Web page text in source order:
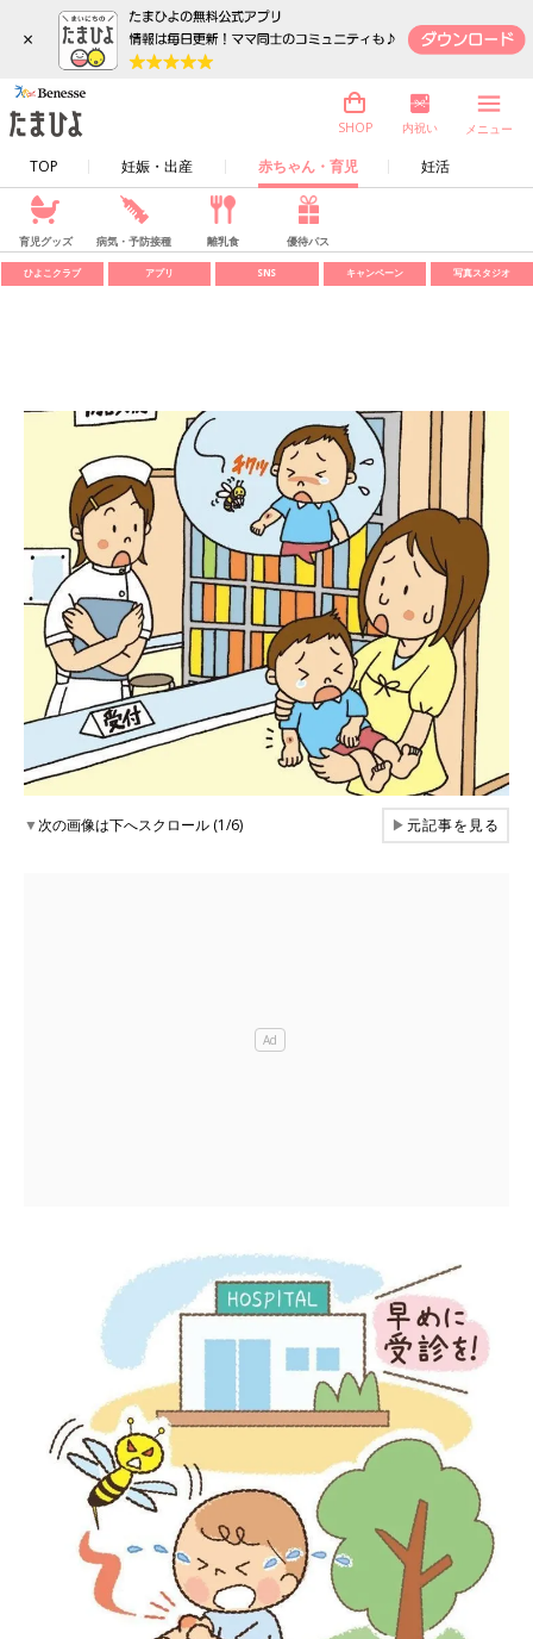
×
TOP 妊娠・出産 赤ちゃん・育児 妊活
SHOP 内祝い メニュー
育児グッズ 病気・予防接種 離乳食 優待パス
ひよこクラブ アプリ SNS キャンペーン 写真スタジオ
▼次の画像は下へスクロール (1/6) ▶元記事を見る